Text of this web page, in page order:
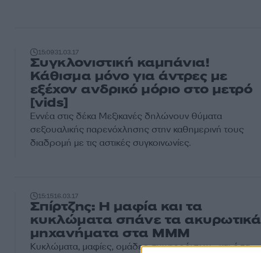
15:0931.03.17
Συγκλονιστική καμπάνια!
Κάθισμα μόνο για άντρες με
εξέχον ανδρικό μόριο στο μετρό
[vids]
Εννέα στις δέκα Μεξικανές δηλώνουν θύματα
σεξουαλικής παρενόχλησης στην καθημερινή τους
διαδρομή με τις αστικές συγκοινωνίες.
15:1516.03.17
Σπίρτζης: Η μαφία και τα
κυκλώματα σπάνε τα ακυρωτικά
μηχανήματα στα ΜΜΜ
Κυκλώματα, μαφίες, ομάδες συμφερόντων… και όσα